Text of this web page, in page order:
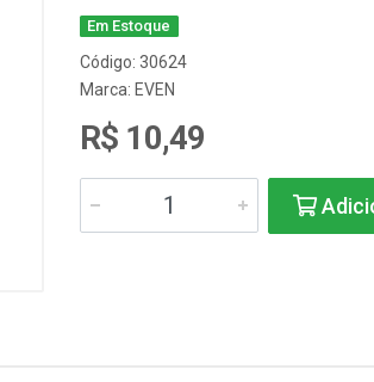
Em Estoque
Código: 30624
Marca: EVEN
R$ 10,49